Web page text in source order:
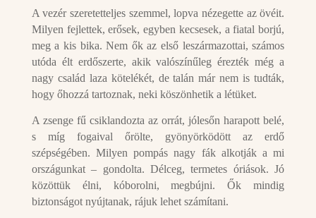
A vezér szeretetteljes szemmel, lopva nézegette az övéit.
Milyen fejlettek, erősek, egyben kecsesek, a fiatal borjú,
meg a kis bika. Nem ők az első leszármazottai, számos
utóda élt erdőszerte, akik valószínűleg érezték még a
nagy család laza kötelékét, de talán már nem is tudták,
hogy őhozzá tartoznak, neki köszönhetik a létüket.
A zsenge fű csiklandozta az orrát, jólesőn harapott belé,
s míg fogaival őrölte, gyönyörködött az erdő
szépségében. Milyen pompás nagy fák alkotják a mi
országunkat – gondolta. Délceg, termetes óriások. Jó
közöttük élni, kóborolni, megbújni. Ők mindig
biztonságot nyújtanak, rájuk lehet számítani.